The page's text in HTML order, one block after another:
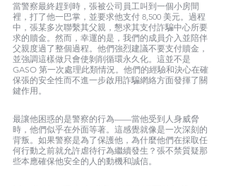
當警察最終趕到時，張被公司員工叫到一個小房間
裡，打了他一巴掌，並要求他支付 8,500 美元。過程
中，張某多次聯繫其父親，懇求其支付詐騙中心所要
求的贖金。然而，幸運的是，我們的成員介入並陪伴
父親度過了整個過程。他們強烈建議不要支付贖金，
並強調這樣做只會使剝削循環永久化。這並不是
GASO 第一次處理此類情況。他們的經驗和決心在確
保張的安全性而不進一步啟用詐騙網絡方面發揮了關
鍵作用。
最讓他困惑的是警察的行為——當他受到人身威脅
時，他們似乎在外面等著。這感覺就像是一次深刻的
背叛。如果警察是為了保護他，為什麼他們在採取任
何行動之前就允許虐待行為繼續發生？張不禁質疑那
些本應確保他安全的人的動機和誠信。